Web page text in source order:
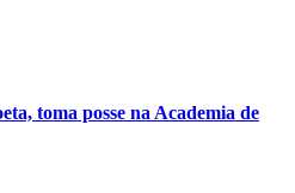
toma posse na Academia de